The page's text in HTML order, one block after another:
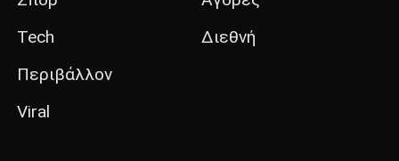
Tech
Περιβάλλον
Viral
Διεθνή